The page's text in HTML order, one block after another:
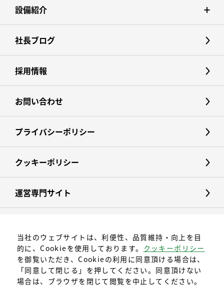
当社のウェブサイトは、利便性、品質維持・向上を目
的に、Cookieを使用しております。 クッキーポリシー
を御覧いただき、Cookieの利用に同意頂ける場合は、
「同意して閉じる」を押してください。同意頂けない
場合は、ブラウザを閉じて閲覧を中止してください。
設備紹介
社長ブログ
採用情報
お問い合わせ
プライバシーポリシー
クッキーポリシー
運営専門サイト
〒496-0025